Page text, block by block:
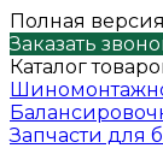
Полная
Заказать
Каталог
Запчасти для